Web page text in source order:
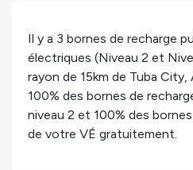
Il y a 3 bornes de recharge
électriques (Niveau 2 et
rayon de 15km de Tuba City,
100% des bornes de
niveau 2 et 100% des
de votre VÉ gratuitement.